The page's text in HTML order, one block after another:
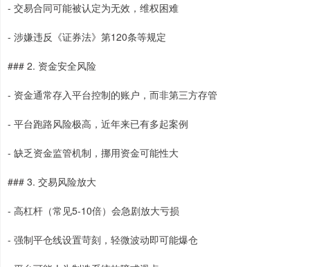
- 交易合同可能被认定为无效，维权困难
- 涉嫌违反《证券法》第120条等规定
### 2. 资金安全风险
- 资金通常存入平台控制的账户，而非第三方存管
- 平台跑路风险极高，近年来已有多起案例
- 缺乏资金监管机制，挪用资金可能性大
### 3. 交易风险放大
- 高杠杆（常见5-10倍）会急剧放大亏损
- 强制平仓线设置苛刻，轻微波动即可能爆仓